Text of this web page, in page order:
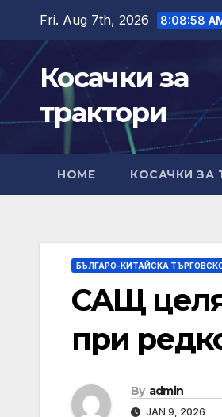
content
Fri. Aug 7th, 2026 8:08:59
Косачки за
трактори
HOME КОСАЧКИ ЗА
БЪЛГАРО-КИТАЙСКА
САЩ
при
By admin
JAN 9, 2026